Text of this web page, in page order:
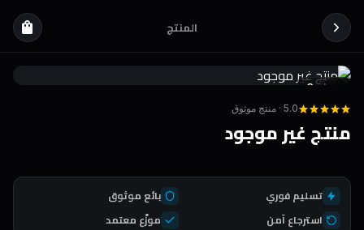
المنتج shopping_bag
Coda
5.0 · منتج موثوق
منتج غير موجود
تسليم فوري
بائع موثوق
استرجاع آمن
موزّع معتمد